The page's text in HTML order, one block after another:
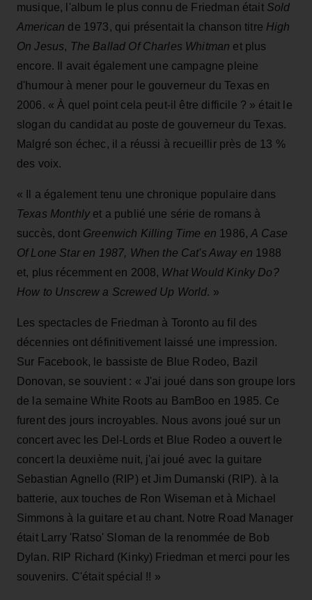
musique, l'album le plus connu de Friedman était Sold
American de 1973, qui présentait la chanson titre High
On Jesus, The Ballad Of Charles Whitman et plus
encore. Il avait également une campagne pleine
d'humour à mener pour le gouverneur du Texas en
2006. « À quel point cela peut-il être difficile ? » était le
slogan du candidat au poste de gouverneur du Texas.
Malgré son échec, il a réussi à recueillir près de 13 %
des voix.
« Il a également tenu une chronique populaire dans
Texas Monthlyet a publié une série de romans à
succès, dont Greenwich Killing Time en 1986,A Case
Of Lone Star en 1987, When the Cat's Away en 1988
et, plus récemment en 2008, What Would Kinky Do?
How to Unscrew a Screwed Up World. »
Les spectacles de Friedman à Toronto au fil des
décennies ont définitivement laissé une impression.
Sur Facebook, le bassiste de Blue Rodeo, Bazil
Donovan, se souvient : « J'ai joué dans son groupe lors
de la semaine White Roots au BamBoo en 1985. Ce
furent des jours incroyables. Nous avons joué sur un
concert avec les Del-Lords et Blue Rodeo a ouvert le
concert la deuxième nuit, j'ai joué avec la guitare
Sebastian Agnello (RIP) et Jim Dumanski (RIP). à la
batterie, aux touches de Ron Wiseman et à Michael
Simmons à la guitare et au chant. Notre Road Manager
était Larry 'Ratso' Sloman de la renommée de Bob
Dylan. RIP Richard (Kinky) Friedman et merci pour les
souvenirs. C'était spécial !! »